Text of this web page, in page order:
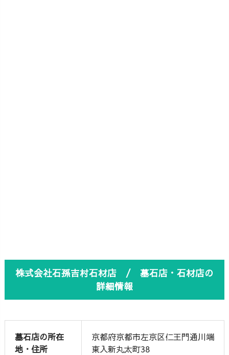
株式会社石孫吉村石材店 / 墓石店・石材店の
詳細情報
墓石店の所在
地・住所
京都府京都市左京区仁王門通川端
東入新丸太町38